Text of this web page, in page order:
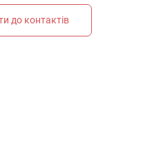
до контактів